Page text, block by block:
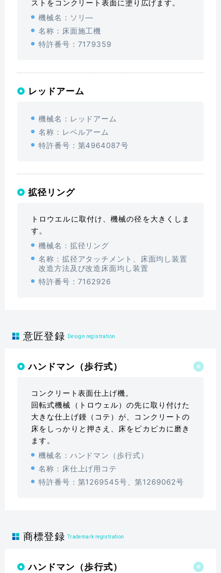
ストをコンクリート表面に塗り広げます。
機械名：ソリ―
名称：床面施工機
特許番号：7179359
レッドアーム
機械名：レッドアーム
名称：レベルアーム
特許番号：第4964087号
拡径リング
トロウエルに取付け、機械の径を大きくしま
す。
機械名：拡径リング
名称：拡径アタッチメント、床面均し装置
改造方法及び改造床面均し装置
特許番号：7162926
意匠登録 Design registration
ハンドマン（歩行式）
コンクリート表面仕上げ機。
回転式機械（トロウェル）の先に取り付けた
大きな仕上げ鏝（コテ）が、コンクリートの
床をしっかりと押さえ、床をピカピカに磨き
ます。
機械名：ハンドマン（歩行式）
名称：床仕上げ用コテ
特許番号：第1269545号、第1269062号
商標登録 Trademark registration
ハンドマン（歩行式）